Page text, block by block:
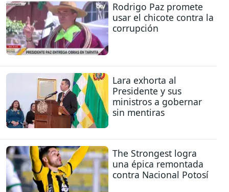
Rodrigo Paz promete
usar el chicote contra la
corrupción
Lara exhorta al
Presidente y sus
ministros a gobernar
sin mentiras
The Strongest logra
una épica remontada
contra Nacional Potosí